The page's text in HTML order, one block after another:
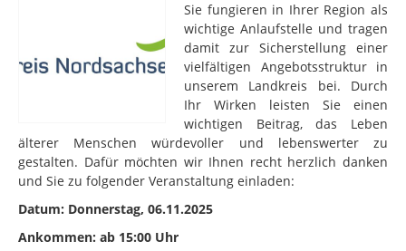
Sie fungieren in Ihrer Region als
wichtige Anlaufstelle und tragen
damit zur Sicherstellung einer
vielfältigen Angebotsstruktur in
unserem Landkreis bei. Durch
Ihr Wirken leisten Sie einen
wichtigen Beitrag, das Leben
älterer Menschen würdevoller und lebenswerter zu
gestalten. Dafür möchten wir Ihnen recht herzlich danken
und Sie zu folgender Veranstaltung einladen:
Datum: Donnerstag, 06.11.2025
Ankommen: ab 15:00 Uhr